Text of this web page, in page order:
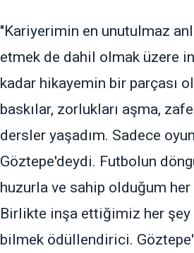
"Kariyerimin en unutulmaz
etmek de dahil olmak üzere
kadar hikayemin bir parçası
baskılar, zorlukları aşma,
dersler yaşadım. Sadece
Göztepe'deydi. Futbolun
huzurla ve sahip olduğum
Birlikte inşa ettiğimiz her şey
bilmek ödüllendirici.